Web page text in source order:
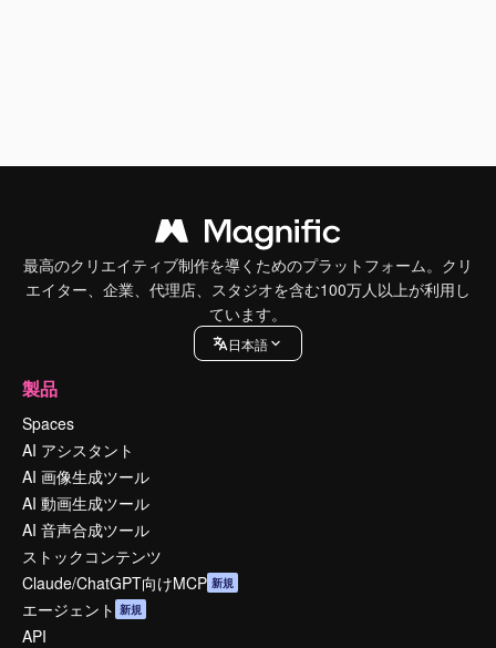
最高のクリエイティブ制作を導くためのプラットフォーム。クリ
エイター、企業、代理店、スタジオを含む100万人以上が利用し
ています。
日本語
製品
Spaces
AI アシスタント
AI 画像生成ツール
AI 動画生成ツール
AI 音声合成ツール
ストックコンテンツ
Claude/ChatGPT向けMCP 新規
エージェント 新規
API